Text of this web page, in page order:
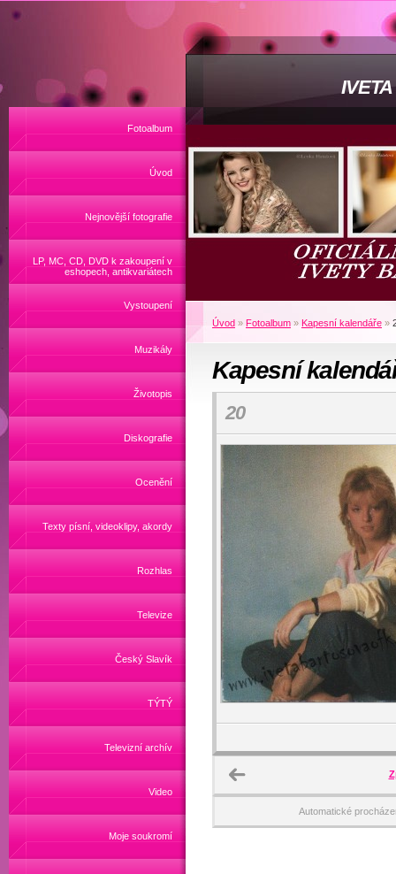
Fotoalbum
Úvod
Nejnovější fotografie
LP, MC, CD, DVD k zakoupení v
eshopech, antikvariátech
Vystoupení
Muzikály
Životopis
Diskografie
Ocenění
Texty písní, videoklipy, akordy
Rozhlas
Televize
Český Slavík
TÝTÝ
Televizní archív
Video
Moje soukromí
Úvod » Fotoalbum » Kapesní kalendáře »
Kapesní
20
Automatické